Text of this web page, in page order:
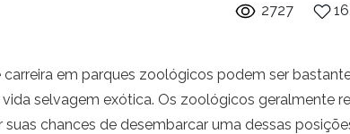
2727
em parques zoológicos podem ser
selvagem exótica. Os zoológicos geralmente
chances de desembarcar uma dessas